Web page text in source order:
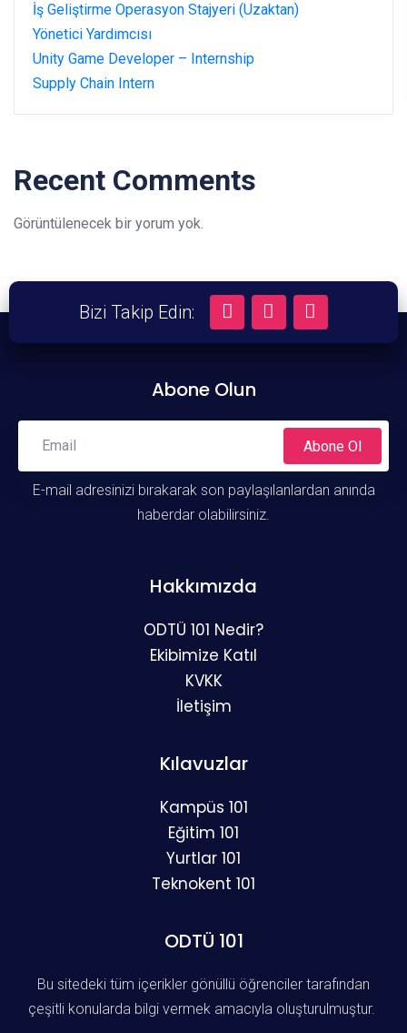
İş Geliştirme Operasyon Stajyeri (Uzaktan)
Yönetici Yardımcısı
Unity Game Developer – Internship
Supply Chain Intern
Recent Comments
Görüntülenecek bir yorum yok.
Bizi Takip Edin:
Abone Olun
Abone Ol
E-mail adresinizi bırakarak son paylaşılanlardan anında
haberdar olabilirsiniz.
Hakkımızda
ODTÜ 101 Nedir?
Ekibimize Katıl
KVKK
İletişim
Kılavuzlar
Kampüs 101
Eğitim 101
Yurtlar 101
Teknokent 101
ODTÜ 101
Bu sitedeki tüm içerikler gönüllü öğrenciler tarafından
çeşitli konularda bilgi vermek amacıyla oluşturulmuştur.